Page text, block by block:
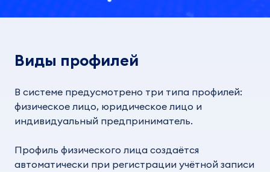
Виды профилей
В системе предусмотрено три типа профилей:
физическое лицо, юридическое лицо и
индивидуальный предприниматель.
Профиль физического лица создаётся
автоматически при регистрации учётной записи